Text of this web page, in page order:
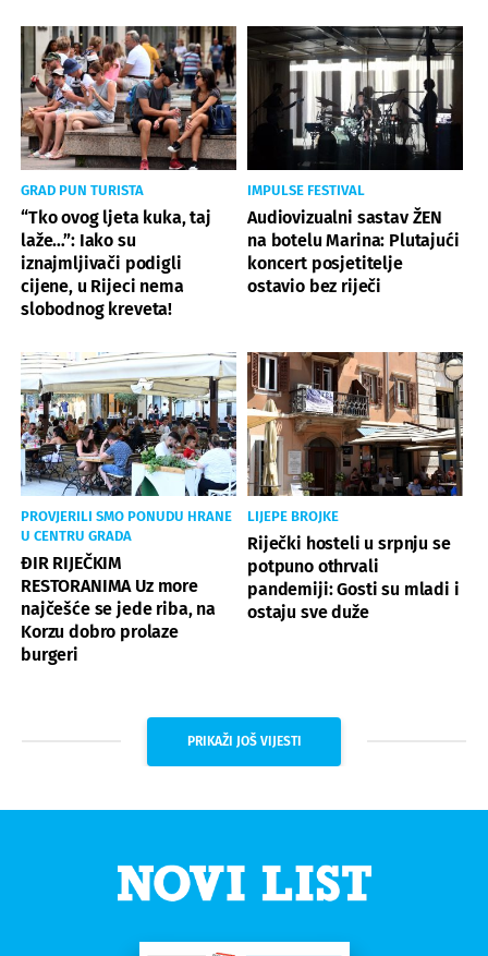
GRAD PUN TURISTA
“Tko ovog ljeta kuka, taj
laže…”: Iako su
iznajmljivači podigli
cijene, u Rijeci nema
slobodnog kreveta!
IMPULSE FESTIVAL
Audiovizualni sastav ŽEN
na botelu Marina: Plutajući
koncert posjetitelje
ostavio bez riječi
PROVJERILI SMO PONUDU HRANE
U CENTRU GRADA
ĐIR RIJEČKIM
RESTORANIMA Uz more
najčešće se jede riba, na
Korzu dobro prolaze
burgeri
LIJEPE BROJKE
Riječki hosteli u srpnju se
potpuno othrvali
pandemiji: Gosti su mladi i
ostaju sve duže
PRIKAŽI JOŠ VIJESTI